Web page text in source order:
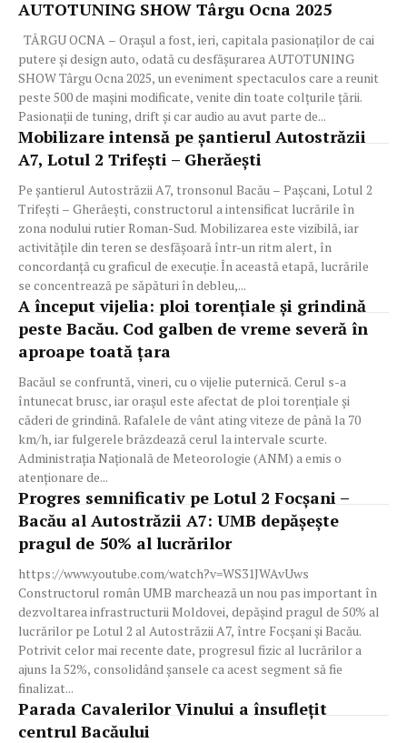
AUTOTUNING SHOW Târgu Ocna 2025
TÂRGU OCNA – Orașul a fost, ieri, capitala pasionaților de cai
putere și design auto, odată cu desfășurarea AUTOTUNING
SHOW Târgu Ocna 2025, un eveniment spectaculos care a reunit
peste 500 de mașini modificate, venite din toate colțurile țării.
Pasionații de tuning, drift și car audio au avut parte de...
Mobilizare intensă pe șantierul Autostrăzii
A7, Lotul 2 Trifești – Gherăești
Pe șantierul Autostrăzii A7, tronsonul Bacău – Pașcani, Lotul 2
Trifești – Gherăești, constructorul a intensificat lucrările în
zona nodului rutier Roman-Sud. Mobilizarea este vizibilă, iar
activitățile din teren se desfășoară într-un ritm alert, în
concordanță cu graficul de execuție. În această etapă, lucrările
se concentrează pe săpături în debleu,...
A început vijelia: ploi torențiale și grindină
peste Bacău. Cod galben de vreme severă în
aproape toată țara
Bacăul se confruntă, vineri, cu o vijelie puternică. Cerul s-a
întunecat brusc, iar orașul este afectat de ploi torențiale și
căderi de grindină. Rafalele de vânt ating viteze de până la 70
km/h, iar fulgerele brăzdează cerul la intervale scurte.
Administrația Națională de Meteorologie (ANM) a emis o
atenționare de...
Progres semnificativ pe Lotul 2 Focșani –
Bacău al Autostrăzii A7: UMB depășește
pragul de 50% al lucrărilor
https://www.youtube.com/watch?v=WS31JWAvUws
Constructorul român UMB marchează un nou pas important în
dezvoltarea infrastructurii Moldovei, depășind pragul de 50% al
lucrărilor pe Lotul 2 al Autostrăzii A7, între Focșani și Bacău.
Potrivit celor mai recente date, progresul fizic al lucrărilor a
ajuns la 52%, consolidând șansele ca acest segment să fie
finalizat...
Parada Cavalerilor Vinului a însuflețit
centrul Bacăului